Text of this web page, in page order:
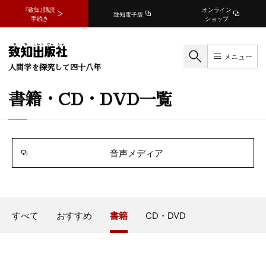
『致知』購読
手続き
致知電子版
オンライン
ショップ
人間学を探究して四十八年
メニュー
書籍・CD・DVD一覧
音声メディア
すべて おすすめ 書籍 CD・DVD